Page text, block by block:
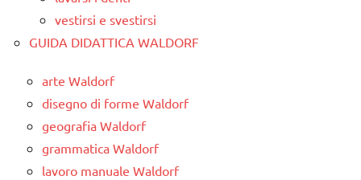
vestirsi e svestirsi
GUIDA DIDATTICA WALDORF
arte Waldorf
disegno di forme Waldorf
geografia Waldorf
grammatica Waldorf
lavoro manuale Waldorf